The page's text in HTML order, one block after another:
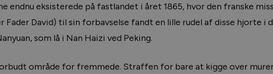
endnu eksisterede på fastlandet i året 1865, hvor den franske
Fader David) til sin forbavselse fandt en lille rudel af disse hjorte i
som lå i Nan Haizi ved Peking.
område for fremmede. Straffen for bare at kigge over